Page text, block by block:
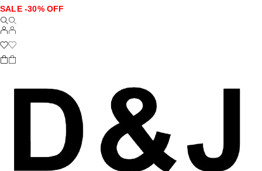
SALE -30% OFF